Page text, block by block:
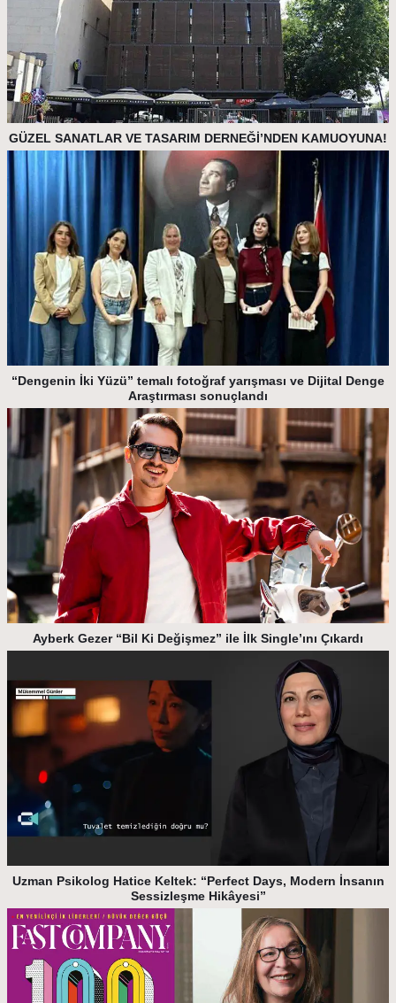
GÜZEL SANATLAR VE TASARIM DERNEĞİ’NDEN KAMUOYUNA!
“Dengenin İki Yüzü” temalı fotoğraf yarışması ve Dijital Denge
Araştırması sonuçlandı
Ayberk Gezer “Bil Ki Değişmez” ile İlk Single’ını Çıkardı
Uzman Psikolog Hatice Keltek: “Perfect Days, Modern İnsanın
Sessizleşme Hikâyesi”